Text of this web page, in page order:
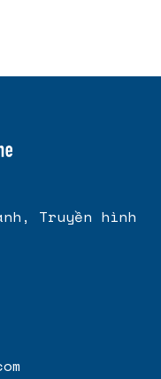
Truyền hình